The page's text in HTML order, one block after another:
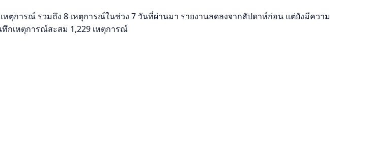
ตุการณ์ รวมถึง 8 เหตุการณ์ในช่วง 7 วันที่ผ่านมา รายงานลดลงจากสัปดาห์ก่อน แต่ยังมีความ
กเหตุการณ์สะสม 1,229 เหตุการณ์